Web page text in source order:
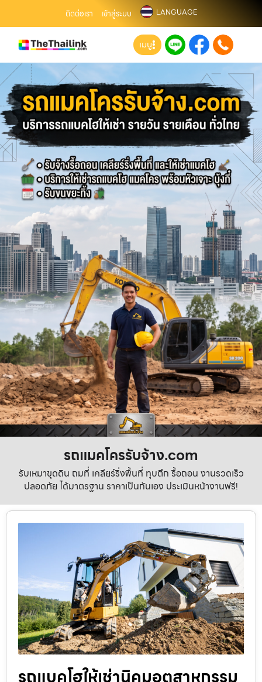
ติดต่อเรา เข้าสู่ระบบ LANGUAGE
เมนู
รถแมคโครรับจ้าง.com
รับเหมาขุดดิน ถมที่ เคลียร์ริ่งพื้นที่ ทุบตึก รื้อถอน งานรวดเร็ว
ปลอดภัย ได้มาตรฐาน ราคาเป็นกันเอง ประเมินหน้างานฟรี!
รถแบคโฮให้เช่านิคมอุตสาหกรรม